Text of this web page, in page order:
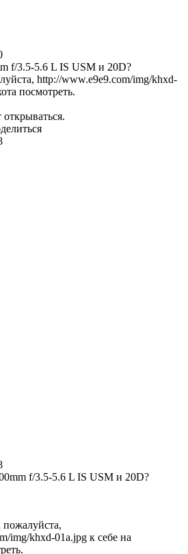
f/3.5-5.6 L IS USM и 20D?
http://www.e9e9.com/img/khxd-
посмотреть.
открываться.
f/3.5-5.6 L IS USM и 20D?
пожалуйста,
img/khxd-01a.jpg к себе на